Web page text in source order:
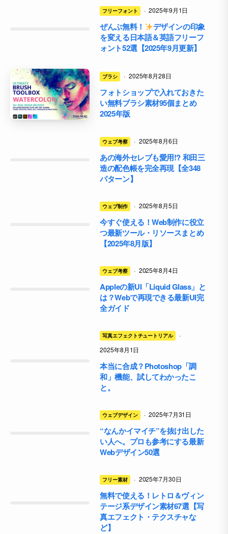
フリーフォント · 2025年9月1日
ぜんぶ無料！
デザインの印象
を変える日本語＆英語フリーフ
ォント52選【2025年9月更新】
ブラシ · 2025年8月28日
フォトショップで入れておきた
い無料ブラシ素材95個まとめ
2025年版
ウェブ考察 · 2025年8月6日
あの海外セレブも愛用!? 和田三
造の配色帳を完全再現【全348
パターン】
ウェブ制作 · 2025年8月5日
今すぐ使える！Web制作に役立
つ最新ツール・リソースまとめ
【2025年8月版】
ウェブ考察 · 2025年8月4日
Appleの新UI「Liquid Glass」と
は？Webで再現できる最新UI完
全ガイド
写真エフェクトチュートリアル
·
2025年8月1日
本当に合成？Photoshop「調
和」機能、試してわかったこ
と。
ウェブデザイン · 2025年7月31日
“なんかイマイチ”を抜け出した
い人へ。プロも参考にする最新
Webデザイン50選
フリー素材 · 2025年7月30日
無料で使える！レトロ＆ヴィン
テージ系デザイン素材67選【写
真エフェクト・テクスチャな
ど】